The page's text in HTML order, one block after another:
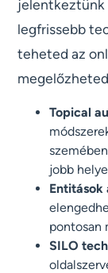
jelentkeztünk
legfrissebb
teheted az
Topical
jobb
Entitások
pontosan
SILO